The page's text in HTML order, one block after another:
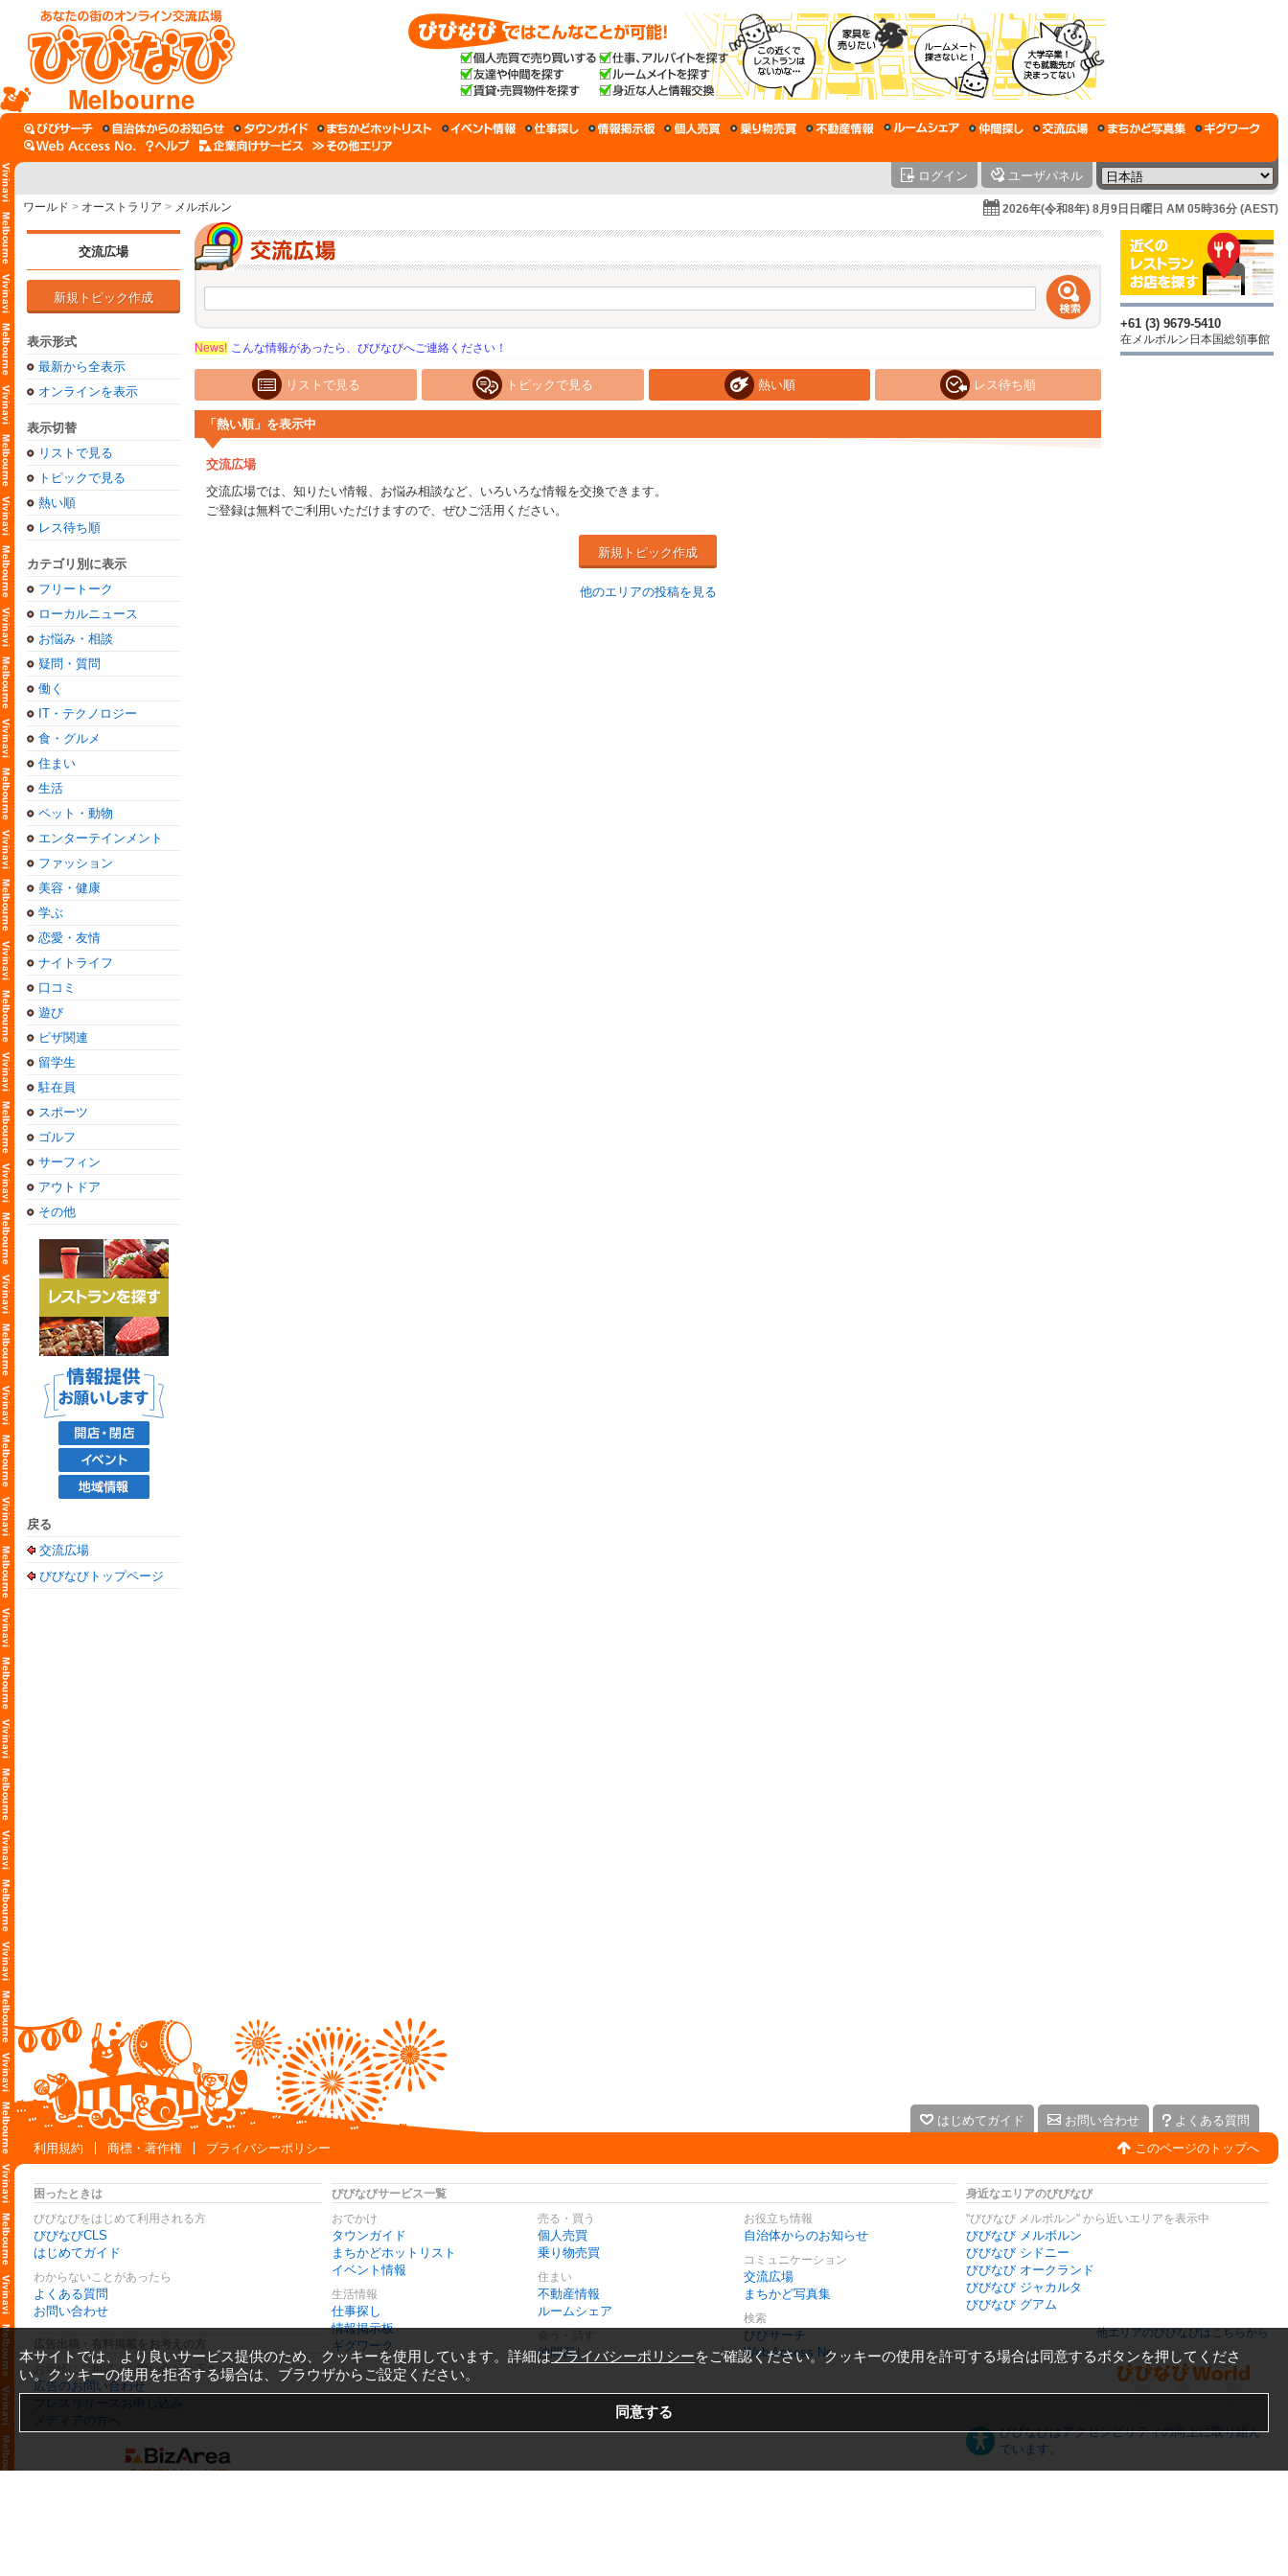
Melbourne
ログイン ユーザパネル
ワールド > オーストラリア > メルボルン 2026年(令和8年) 8月9日日曜日 AM 05時36分 (AEST)
交流広場
新規トピック作成
表示形式
最新から全表示
オンラインを表示
表示切替
リストで見る
トピックで見る
熱い順
レス待ち順
カテゴリ別に表示
フリートーク
ローカルニュース
お悩み・相談
疑問・質問
働く
IT・テクノロジー
食・グルメ
住まい
生活
ペット・動物
エンターテインメント
ファッション
美容・健康
学ぶ
恋愛・友情
ナイトライフ
口コミ
遊び
ビザ関連
留学生
駐在員
スポーツ
ゴルフ
サーフィン
アウトドア
その他
戻る
交流広場
びびなびトップページ
News! こんな情報があったら、びびなびへご連絡ください！
リストで見る トピックで見る 熱い順 レス待ち順
「熱い順」を表示中
交流広場
交流広場では、知りたい情報、お悩み相談など、いろいろな情報を交換できます。
ご登録は無料でご利用いただけますので、ぜひご活用ください。
新規トピック作成
他のエリアの投稿を見る
+61 (3) 9679-5410
在メルボルン日本国総領事館
はじめてガイド お問い合わせ
よくある質問
利用規約
商標・著作権 プライバシーポリシー このページのトップへ
困ったときは
びびなびをはじめて利用される方
びびなびCLS
はじめてガイド
わからないことがあったら
よくある質問
お問い合わせ
お気軽にご相談・お問い合わせ下さい
広告のお問い合わせ
プレスリリースお申し込み
メディアの方へ
びびなびサービス一覧
おでかけ
タウンガイド
まちかどホットリスト
イベント情報
生活情報
仕事探し
情報掲示板
ギグワーク
売る・買う
個人売買
乗り物売買
住まい
不動産情報
ルームシェア
仲間探し
お役立ち情報
自治体からのお知らせ
コミュニケーション
交流広場
まちかど写真集
検索
びびサーチ
Web Access No.
身近なエリアのびびなび
"びびなび メルボルン" から近いエリアを表示中
びびなび メルボルン
びびなび シドニー
びびなび オークランド
びびなび ジャカルタ
びびなび グアム
他エリアのびびなびはこちらから
びびなびはアクセシビリティの向上に取り組ん
でいます。
本サイトでは、より良いサービス提供のため、クッキーを使用しています。詳細はプライバシーポリシーをご確認ください。クッキーの使用を許可する場合は同意するボタンを押してくださ
い。クッキーの使用を拒否する場合は、ブラウザからご設定ください。